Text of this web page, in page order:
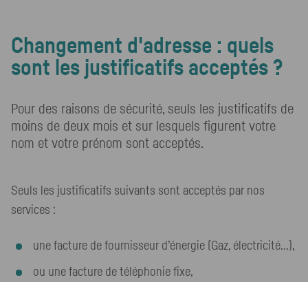
Changement d'adresse : quels
sont les justificatifs acceptés ?
Pour des raisons de sécurité, seuls les justificatifs de
moins de deux mois et sur lesquels figurent votre
nom et votre prénom sont acceptés.
Seuls les justificatifs suivants sont acceptés par nos
services :
une facture de fournisseur d’énergie (Gaz, électricité...),
ou une facture de téléphonie fixe,